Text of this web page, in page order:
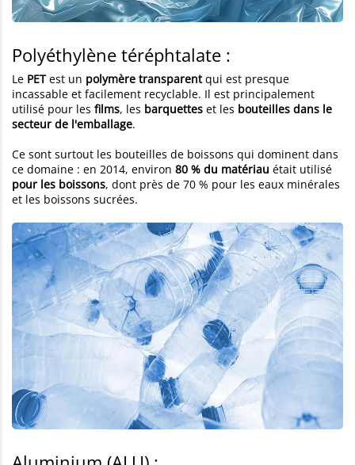
Polyéthylène téréphtalate :
Le PETest un polymère transparentqui est presque
incassable et facilement recyclable. Il est principalement
utilisé pour les films, les barquettes et les bouteilles dans le
secteur de l'emballage.
Ce sont surtout les bouteilles de boissons qui dominent dans
ce domaine : en 2014, environ 80 % du matériau était utilisé
pour les boissons, dont près de 70 % pour les eaux minérales
et les boissons sucrées.